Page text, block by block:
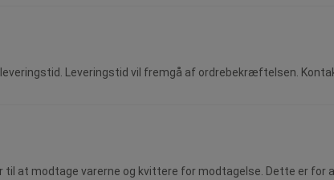
Leveringstid vil fremgå af ordrebekræftelsen.
at modtage varerne og kvittere for modtagelse. Dette er for